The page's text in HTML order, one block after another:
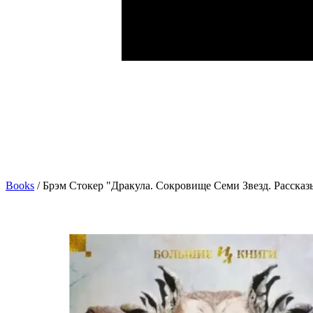
Books / Брэм Стокер "Дракула. Сокровище Семи Звезд.